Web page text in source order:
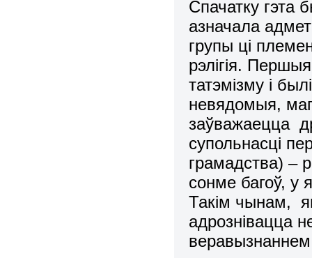
Спачатку гэта
азначала
групы цi
рэлiгiя.
татэмiзму i
невядомыя,
заўважаецца
супольнасцi
грамадства) –
сонме багоў, у
Такiм чынам,
адрознiвацца